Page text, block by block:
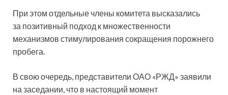
При этом отдельные члены комитета высказались
за позитивный подход к множественности
механизмов стимулирования сокращения порожнего
пробега.
В свою очередь, представители ОАО «РЖД» заявили
на заседании, что в настоящий момент